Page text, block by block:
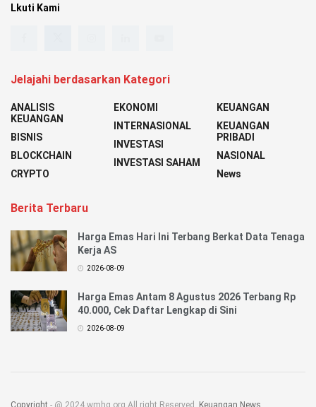
Lkuti Kami
Jelajahi berdasarkan Kategori
ANALISIS
KEUANGAN
BISNIS
BLOCKCHAIN
CRYPTO
EKONOMI
INTERNASIONAL
INVESTASI
INVESTASI SAHAM
KEUANGAN
KEUANGAN
PRIBADI
NASIONAL
News
Berita Terbaru
Harga Emas Hari Ini Terbang Berkat Data Tenaga
Kerja AS
2026-08-09
Harga Emas Antam 8 Agustus 2026 Terbang Rp
40.000, Cek Daftar Lengkap di Sini
2026-08-09